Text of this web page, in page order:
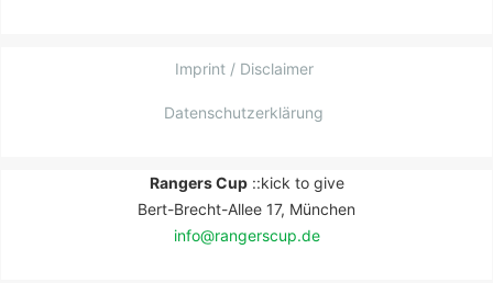
Imprint / Disclaimer
Datenschutzerklärung
Rangers Cup::kick to give
Bert-Brecht-Allee 17, München
info@rangerscup.de